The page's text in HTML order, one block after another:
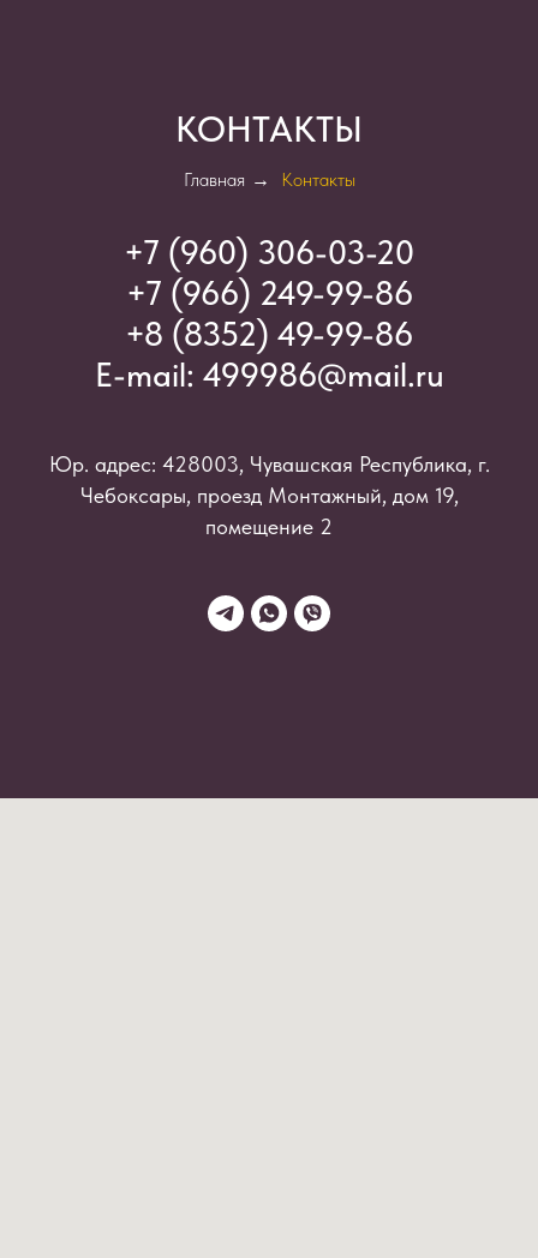
КОНТАКТЫ
Главная → Контакты
+7 (960) 306-03-20
+7 (966) 249-99-86
+8 (8352) 49-99-86
E-mail: 499986@mail.ru
Юр. адрес: 428003, Чувашская Республика, г.
Чебоксары, проезд Монтажный, дом 19,
помещение 2